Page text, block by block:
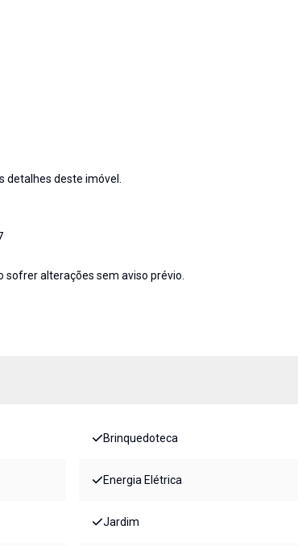
detalhes deste imóvel.
sofrer alterações sem aviso prévio.
Brinquedoteca
Energia Elétrica
Jardim